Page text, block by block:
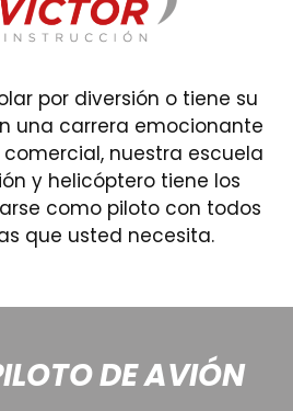
por diversión o tiene su
una carrera emocionante
nuestra escuela
y helicóptero tiene los
como piloto con todos
que usted necesita.
DE AVIÓN